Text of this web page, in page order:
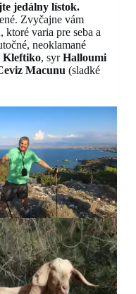
jedálny lístok.
Zvyčajne vám
varia pre seba a
neoklamané
Kleftiko, syrHalloumi
Macunu (sladké